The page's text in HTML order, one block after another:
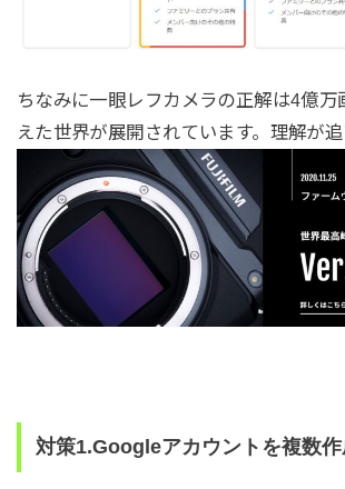
ちなみに一眼レフカメラの正解は4億万
えた世界が展開されています。理解が追
対策1.Googleアカウントを複数作